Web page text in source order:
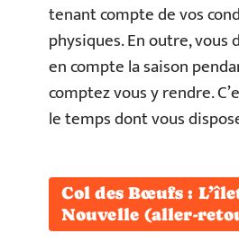
tenant compte de vos
physiques. En outre, vous
en compte la saison
comptez vous y rendre.
le temps dont vous
Col des Bœufs :
Nouvelle (aller-